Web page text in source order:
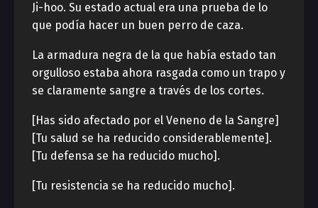
Ji-hoo. Su estado actual era una prueba de lo
que podía hacer un buen perro de caza.
La armadura negra de la que había estado tan
orgulloso estaba ahora rasgada como un trapo y
se claramente sangre a través de los cortes.
[Has sido afectado por el Veneno de la Sangre]
[Tu salud se ha reducido considerablemente].
[Tu defensa se ha reducido mucho].
[Tu resistencia se ha reducido mucho].